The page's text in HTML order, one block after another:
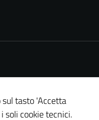
sul tasto 'Accetta
soli cookie tecnici.